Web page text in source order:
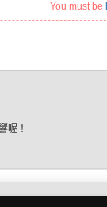
You must be
喔！